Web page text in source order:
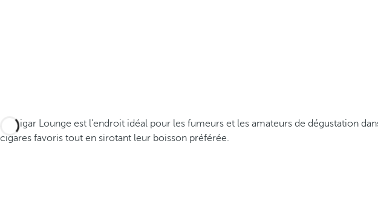
Le Cigar Lounge est l’endroit idéal pour les fumeurs et les amateurs de dégustation
cigares favoris tout en sirotant leur boisson préférée.